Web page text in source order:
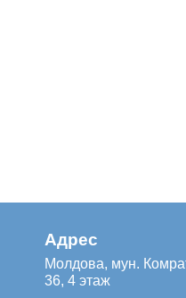
Адрес
Молдова, мун.
36, 4 этаж